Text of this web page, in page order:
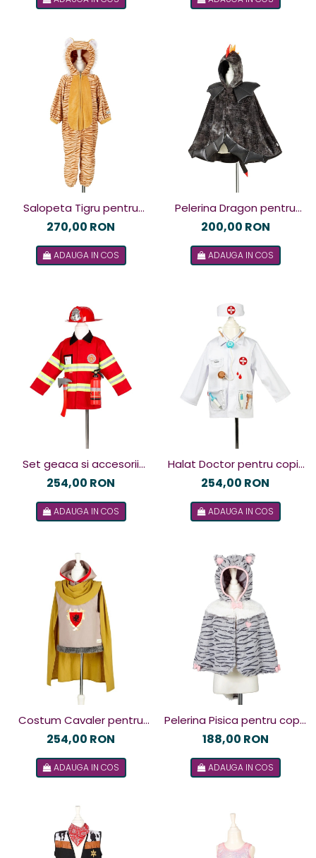
Salopeta Tigru pentru
copii, Souza!
270,00 RON
ADAUGA IN COS
Pelerina Dragon pentru
copii, Souza!
200,00 RON
ADAUGA IN COS
Set geaca si accesorii
Pompier pentru copii,
254,00 RON
ADAUGA IN COS
Halat Doctor pentru copii,
Souza!
254,00 RON
ADAUGA IN COS
Costum Cavaler pentru
copii, Souza! 8-10 ani (128-
254,00 RON
ADAUGA IN COS
Pelerina Pisica pentru copii,
Souza!
188,00 RON
ADAUGA IN COS